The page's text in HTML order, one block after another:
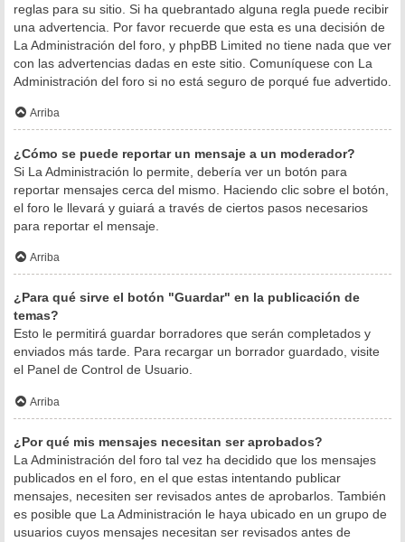
reglas para su sitio. Si ha quebrantado alguna regla puede recibir
una advertencia. Por favor recuerde que esta es una decisión de
La Administración del foro, y phpBB Limited no tiene nada que ver
con las advertencias dadas en este sitio. Comuníquese con La
Administración del foro si no está seguro de porqué fue advertido.
Arriba
¿Cómo se puede reportar un mensaje a un moderador?
Si La Administración lo permite, debería ver un botón para
reportar mensajes cerca del mismo. Haciendo clic sobre el botón,
el foro le llevará y guiará a través de ciertos pasos necesarios
para reportar el mensaje.
Arriba
¿Para qué sirve el botón "Guardar" en la publicación de
temas?
Esto le permitirá guardar borradores que serán completados y
enviados más tarde. Para recargar un borrador guardado, visite
el Panel de Control de Usuario.
Arriba
¿Por qué mis mensajes necesitan ser aprobados?
La Administración del foro tal vez ha decidido que los mensajes
publicados en el foro, en el que estas intentando publicar
mensajes, necesiten ser revisados antes de aprobarlos. También
es posible que La Administración le haya ubicado en un grupo de
usuarios cuyos mensajes necesitan ser revisados antes de